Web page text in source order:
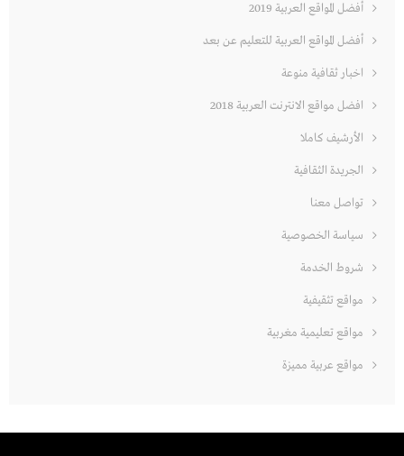
أفضل المواقع العربية 2019
أفضل المواقع العربية للتعليم عن بعد
اخبار ثقافية منوعة
افضل مواقع الانترنت العربية 2018
الأرشيف كاملا
الجريدة الثقافية
تواصل معنا
سياسة الخصوصية
شروط الخدمة
مواقع تثقيفية
مواقع تعليمية مغربية
مواقع عربية مميزة